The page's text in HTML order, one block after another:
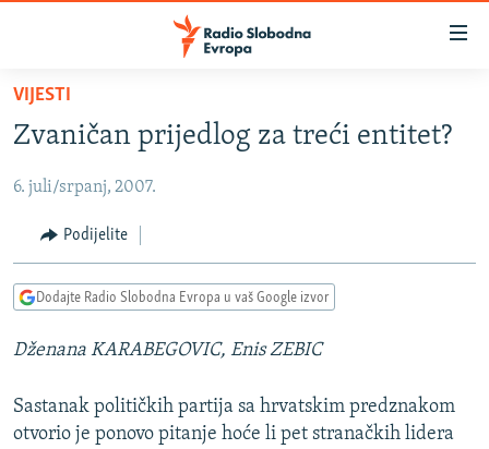
Pređite
glavni
Pređite
Pređite
pretragu
BOSNA I HERCEGOVINA
SRBIJA
KOSOVO
VIZUELNO
VIDEO
INFOGRAFIKE
PODCASTI
RAT U UKRAJINI
KINA NA BALKANU
VIJESTI
Zvaničan prijedlog za treći entitet?
6. juli/srpanj, 2007.
Podijelite
Dodajte Radio Slobodna Evropa u vaš Google izvor
Dženana KARABEGOVIC, Enis ZEBIC
Sastanak političkih partija sa hrvatskim predznakom
otvorio je ponovo pitanje hoće li pet stranačkih lidera